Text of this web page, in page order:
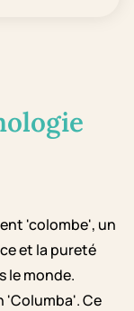
'colombe', un
et la pureté
le monde.
'Columba'. Ce